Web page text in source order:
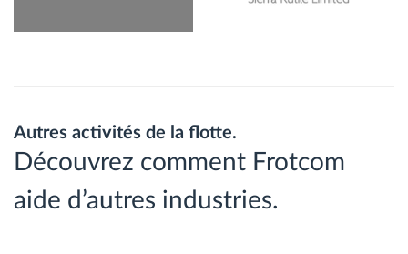
Autres activités de la flotte.
Découvrez comment Frotcom
aide d’autres industries.